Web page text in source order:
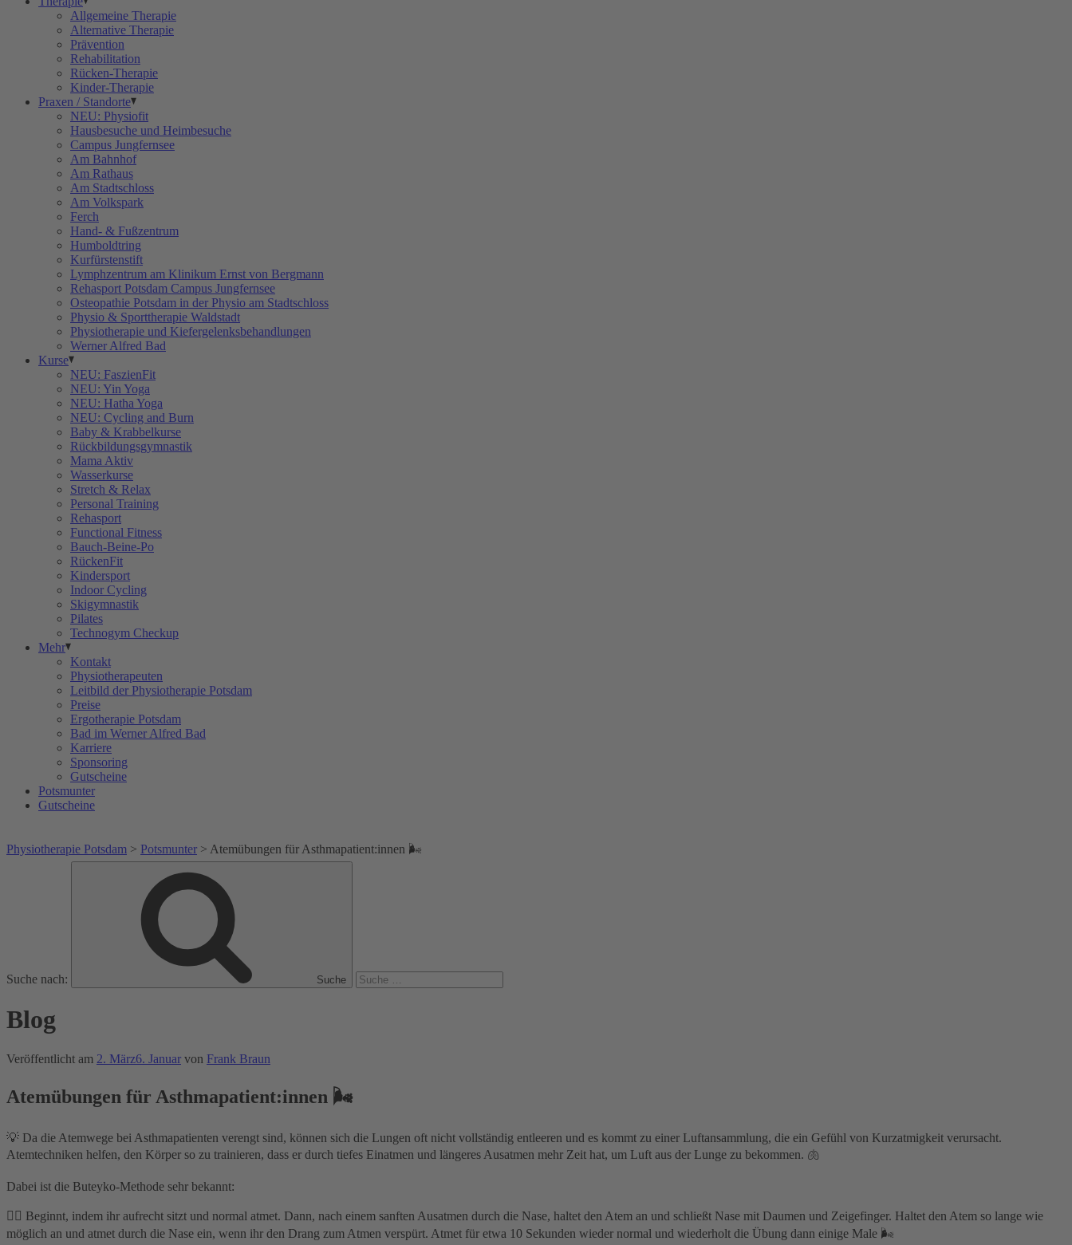
Allgemeine Therapie
Alternative Therapie
Prävention
Rehabilitation
Rücken-Therapie
Kinder-Therapie
Praxen / Standorte
NEU: Physiofit
Hausbesuche und Heimbesuche
Campus Jungfernsee
Am Bahnhof
Am Rathaus
Am Stadtschloss
Am Volkspark
Ferch
Hand- & Fußzentrum
Humboldtring
Kurfürstenstift
Lymphzentrum am Klinikum Ernst von Bergmann
Rehasport Potsdam Campus Jungfernsee
Osteopathie Potsdam in der Physio am Stadtschloss
Physio & Sporttherapie Waldstadt
Physiotherapie und Kiefergelenksbehandlungen
Werner Alfred Bad
Kurse
NEU: FaszienFit
NEU: Yin Yoga
NEU: Hatha Yoga
NEU: Cycling and Burn
Baby & Krabbelkurse
Rückbildungsgymnastik
Mama Aktiv
Wasserkurse
Stretch & Relax
Personal Training
Rehasport
Functional Fitness
Bauch-Beine-Po
RückenFit
Kindersport
Indoor Cycling
Skigymnastik
Pilates
Technogym Checkup
Mehr
Kontakt
Physiotherapeuten
Leitbild der Physiotherapie Potsdam
Preise
Ergotherapie Potsdam
Bad im Werner Alfred Bad
Karriere
Sponsoring
Gutscheine
Potsmunter
Gutscheine
Physiotherapie Potsdam > Potsmunter > Atemübungen für Asthmapatient:innen 🌬
Suche nach: Suche
Blog
Veröffentlicht am 2. März6. Januar von Frank Braun
Atemübungen für Asthmapatient:innen 🌬
💡 Da die Atemwege bei Asthmapatienten verengt sind, können sich die Lungen oft nicht vollständig entleeren und es kommt zu einer Luftansammlung, die ein Gefühl von Kurzatmigkeit verursacht.
Atemtechniken helfen, den Körper so zu trainieren, dass er durch tiefes Einatmen und längeres Ausatmen mehr Zeit hat, um Luft aus der Lunge zu bekommen. 🫁
Dabei ist die Buteyko-Methode sehr bekannt:
👉🏽 Beginnt, indem ihr aufrecht sitzt und normal atmet. Dann, nach einem sanften Ausatmen durch die Nase, haltet den Atem an und schließt Nase mit Daumen und Zeigefinger. Haltet den Atem so lange wie
möglich an und atmet durch die Nase ein, wenn ihr den Drang zum Atmen verspürt. Atmet für etwa 10 Sekunden wieder normal und wiederholt die Übung dann einige Male 🌬